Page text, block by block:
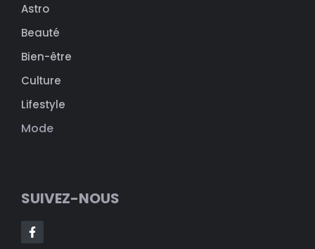
Astro
Beauté
Bien-être
Culture
Lifestyle
Mode
SUIVEZ-NOUS